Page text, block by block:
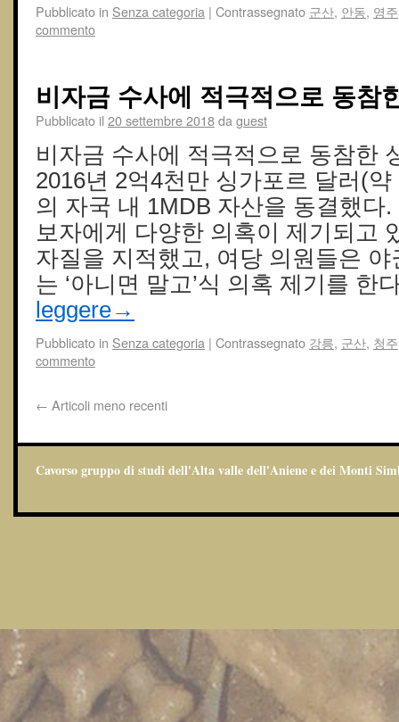
Pubblicato in Senza categoria | Contrassegnato 군산, 안동, 영주
commento
비자금 수사에 적극적으로 동참
Pubblicato il 20 settembre 2018da guest
비자금 수사에 적극적으로 동참한
2016년 2억4천만 싱가포르 달러(
의 자국 내 1MDB 자산을 동결했다
보자에게 다양한 의혹이 제기되고
자질을 지적했고, 여당 의원들은
는 ‘아니면 말고’식 의혹 제기를
leggere→
Pubblicato in Senza categoria | Contrassegnato 강릉, 군산, 청주
commento
← Articoli meno recenti
Cavorso gruppo di studi dell'Alta valle dell'Aniene e dei Monti